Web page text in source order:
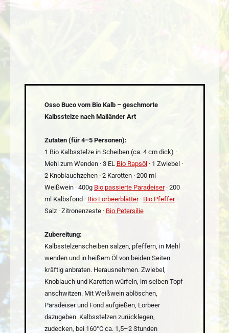
Osso Buco vom Bio Kalb – geschmorte
Kalbsstelze nach Mailänder Art
Zutaten (für 4–5 Personen):
1 Bio Kalbsstelze in Scheiben (ca. 4 cm dick) ·
Mehl zum Wenden · 3 EL Bio Rapsöl · 1 Zwiebel ·
2 Knoblauchzehen · 2 Karotten · 200 ml
Weißwein · 400g Bio passierte Paradeiser· 200
ml Kalbsfond · Bio Lorbeerblätter· Bio Pfeffer·
Salz · Zitronenzeste · Bio Petersilie
Zubereitung:
Kalbsstelzenscheiben salzen, pfeffern, in Mehl
wenden und in heißem Öl von beiden Seiten
kräftig anbraten. Herausnehmen. Zwiebel,
Knoblauch und Karotten würfeln, im selben Topf
anschwitzen. Mit Weißwein ablöschen,
Paradeiser und Fond aufgießen, Lorbeer
dazugeben. Kalbsstelzen zurücklegen,
zudecken, bei 160°C ca. 1,5–2 Stunden